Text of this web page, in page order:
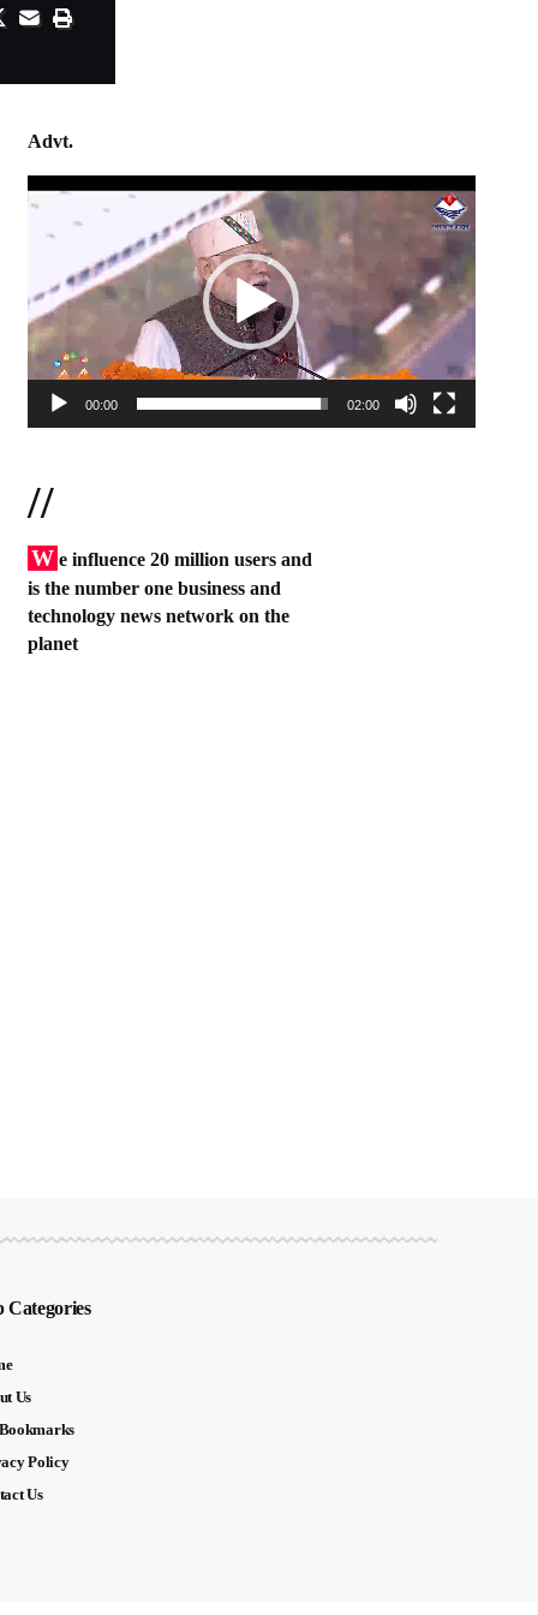
Advt.
Video
00:00 02:00
//
W e influence 20 million users and
is the number one business and
technology news network on the
planet
Categories
Us
Policy
Us